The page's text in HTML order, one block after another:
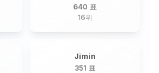
640 표
16위
Jimin
351 표